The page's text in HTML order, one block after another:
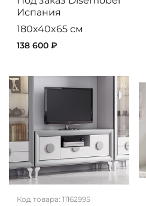
Испания
180x40x65 см
138 600 ₽
Код товара: 11162995